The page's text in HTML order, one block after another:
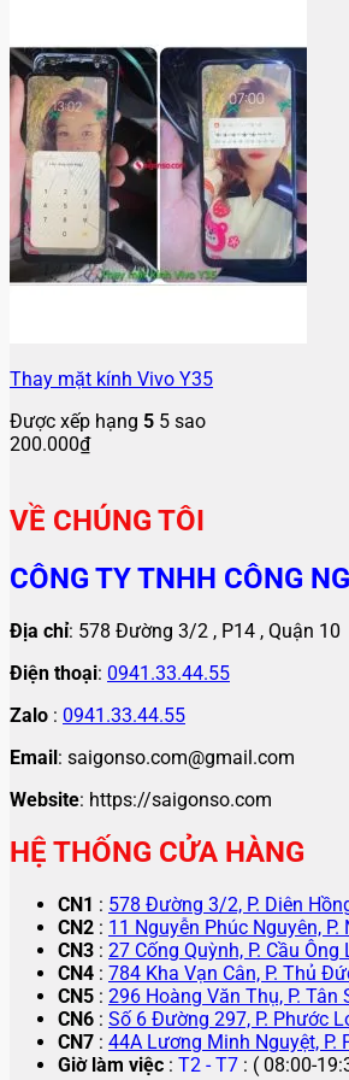
Thay mặt kính Vivo Y35
Được xếp hạng 5 5 sao
200.000₫
VỀ CHÚNG TÔI
CÔNG TY TNHH CÔNG
Địa chỉ: 578 Đường 3/2 , P14 , Quận 10
Điện thoại: 0941.33.44.55
Zalo : 0941.33.44.55
Email: saigonso.com@gmail.com
Website: https://saigonso.com
HỆ THỐNG CỬA HÀNG
CN1 : 578 Đường 3/2, P. Diên
CN2 : 11 Nguyễn Phúc Nguyên, P.
CN3 : 27 Cống Quỳnh, P. Cầu Ông
CN4 : 784 Kha Vạn Cân, P. Thủ
CN5 : 296 Hoàng Văn Thụ, P. Tân
CN6 : Số 6 Đường 297, P. Phước
CN7 : 44A Lương Minh Nguyệt, P.
Giờ làm việc : T2 - T7 : ( 08:00-